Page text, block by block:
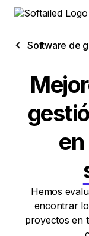
Software de
Hemos
encontrar
proyectos en